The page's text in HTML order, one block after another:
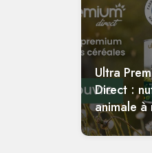
Ultra
Direct :
animale à